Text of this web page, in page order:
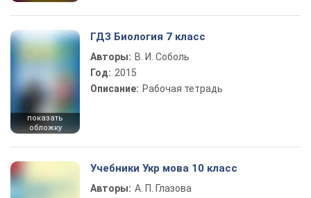
показать
обложку
ГДЗ Биология 7 класс
Авторы: В. И. Соболь
Год: 2015
Описание: Рабочая тетрадь
Учебники Укр мова 10 класс
Авторы: А. П. Глазова